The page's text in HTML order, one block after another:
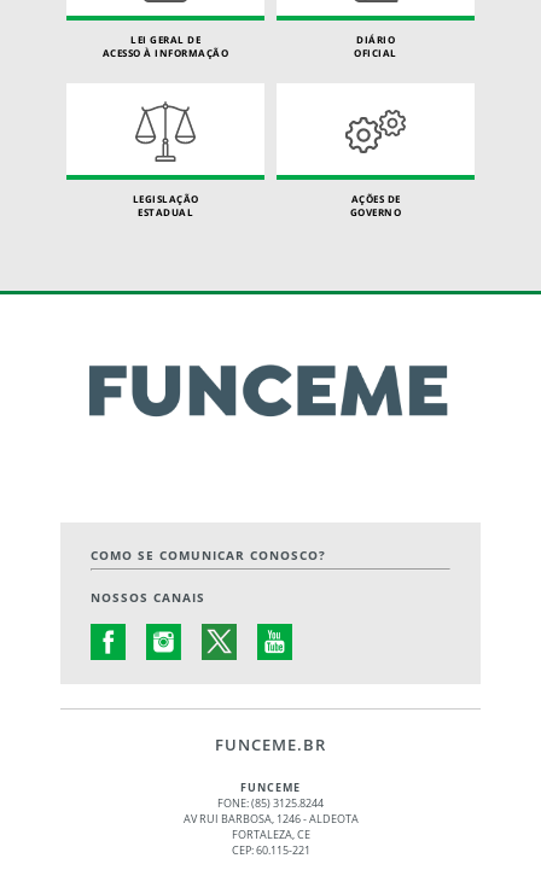
LEI GERAL DE
ACESSO À INFORMAÇÃO
DIÁRIO
OFICIAL
LEGISLAÇÃO
ESTADUAL
AÇÕES DE
GOVERNO
COMO SE COMUNICAR CONOSCO?
NOSSOS CANAIS
FUNCEME.BR
FUNCEME
FONE: (85) 3125.8244
AV RUI BARBOSA, 1246 - ALDEOTA
FORTALEZA, CE
CEP: 60.115-221